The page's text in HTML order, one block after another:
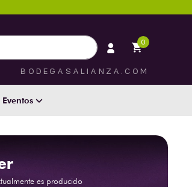
0
BODEGASALIANZA.COM
Eventos
es producido